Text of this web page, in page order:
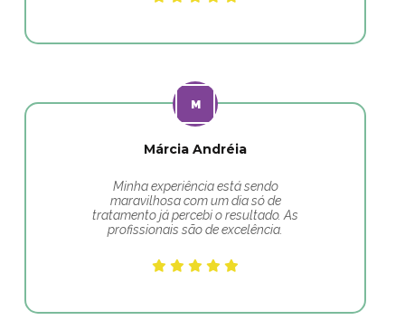
Márcia Andréia
Minha experiência está sendo
maravilhosa com um dia só de
tratamento já percebi o resultado. As
profissionais são de excelência.